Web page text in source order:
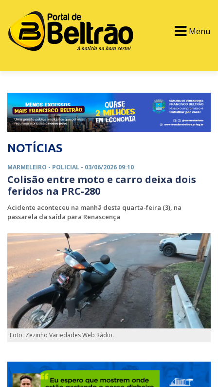
Menu
NOTÍCIAS
MARMELEIRO - POLICIAL - 03/06/2026 09:10
Colisão entre moto e carro deixa dois
feridos na PRC-280
Acidente aconteceu na manhã desta quarta-feira (3), na
passarela da saída para Renascença
Foto: Zezinho Variedades Web Rádio.